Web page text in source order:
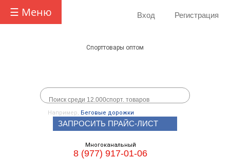
☰ Меню Вход Регистрация
Спорттовары оптом
Например, Беговые дорожки
ЗАПРОСИТЬ ПРАЙС-ЛИСТ
Многоканальный
8 (977) 917-01-06